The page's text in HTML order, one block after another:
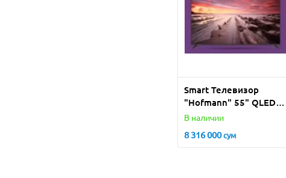
Smart Телевизор
"Hofmann" 55" QLED"
(Черный)
В наличии
8 316 000сум